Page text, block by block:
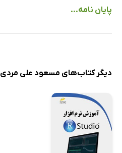
پایان نامه...
دیگر کتاب‌های مسعود علی مردی